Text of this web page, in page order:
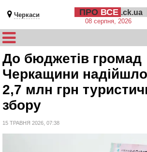
Черкаси ПРО ВСЕ .ck.ua
08 серпня, 2026
До бюджетів громад
Черкащини
2,7 млн грн
збору
15 ТРАВНЯ 2026, 07:38